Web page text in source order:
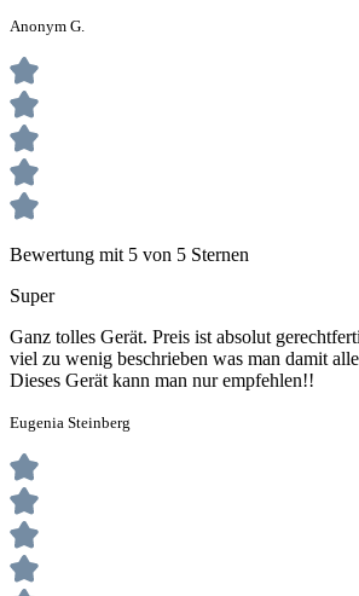
Anonym G.
Bewertung mit 5 von 5 Sternen
Super
Ganz tolles Gerät. Preis ist absolut
viel zu wenig beschrieben was man damit
Dieses Gerät kann man nur empfehlen!!
Eugenia Steinberg